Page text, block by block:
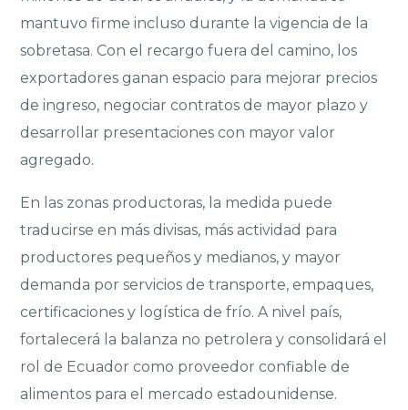
mantuvo firme incluso durante la vigencia de la
sobretasa. Con el recargo fuera del camino, los
exportadores ganan espacio para mejorar precios
de ingreso, negociar contratos de mayor plazo y
desarrollar presentaciones con mayor valor
agregado.
En las zonas productoras, la medida puede
traducirse en más divisas, más actividad para
productores pequeños y medianos, y mayor
demanda por servicios de transporte, empaques,
certificaciones y logística de frío. A nivel país,
fortalecerá la balanza no petrolera y consolidará el
rol de Ecuador como proveedor confiable de
alimentos para el mercado estadounidense.